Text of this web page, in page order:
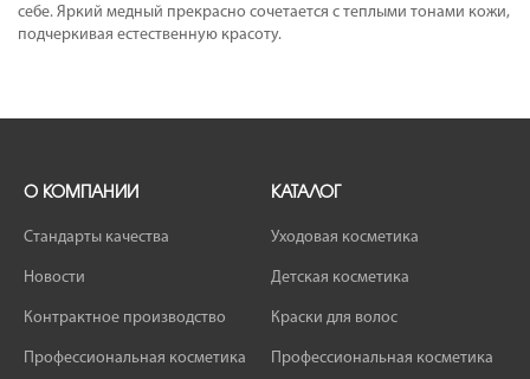
себе. Яркий медный прекрасно сочетается с теплыми тонами кожи,
подчеркивая естественную красоту.
О КОМПАНИИ
Стандарты качества
Новости
Контрактное производство
Профессиональная косметика
КАТАЛОГ
Уходовая косметика
Детская косметика
Краски для волос
Профессиональная косметика